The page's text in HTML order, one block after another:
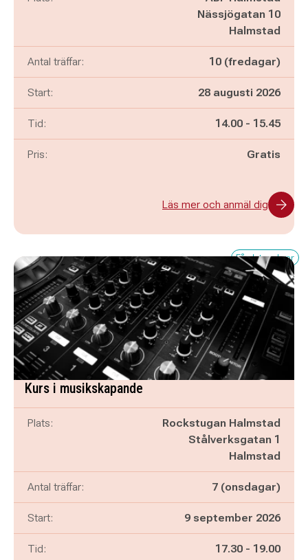
Nässjögatan 10
Halmstad
Antal träffar: 10 (fredagar)
Start: 28 augusti 2026
Tid: Pågår mellan
14.00 - och
15.45
Pris: Gratis
Läs mer och anmäl dig
Få platser kvar
Kurs i musikskapande
Plats:
Rockstugan Halmstad
Stålverksgatan 1
Halmstad
Antal träffar: 7 (onsdagar)
Start: 9 september 2026
Tid: Pågår mellan
17.30 - och
19.00